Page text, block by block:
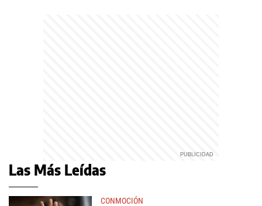
Las Más Leídas
CONMOCIÓN